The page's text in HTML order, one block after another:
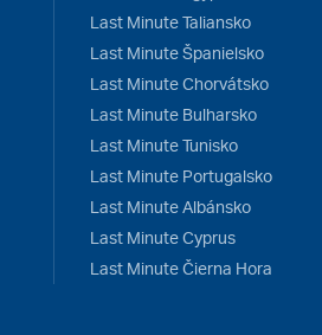
Last Minute Taliansko
Last Minute Španielsko
Last Minute Chorvátsko
Last Minute Bulharsko
Last Minute Tunisko
Last Minute Portugalsko
Last Minute Albánsko
Last Minute Cyprus
Last Minute Čierna Hora